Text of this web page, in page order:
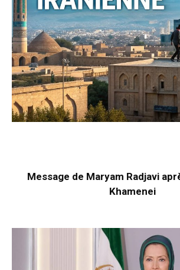
Message de Maryam Radjavi
Khamenei